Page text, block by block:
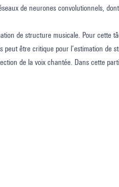
de neurones convolutionnels,
de structure musicale. Pour
peut être critique pour l’estimation de
de la voix chantée. Dans cette
dans des enregistrements
la scène acoustique restante.